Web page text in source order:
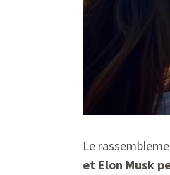
Le
et Elon Musk